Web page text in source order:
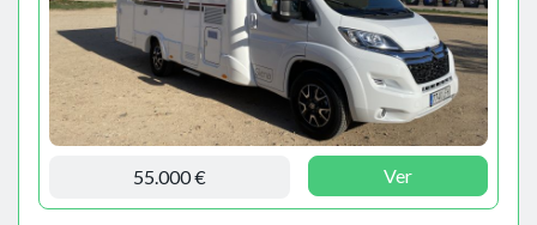
55.000 € Ver